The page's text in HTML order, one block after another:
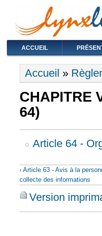
ACCUEIL
Vous êtes ici
Accueil »
CHAPITRE
64)
Article 64 -
‹ Article 63 - Avis à la
collecte des informations
Version